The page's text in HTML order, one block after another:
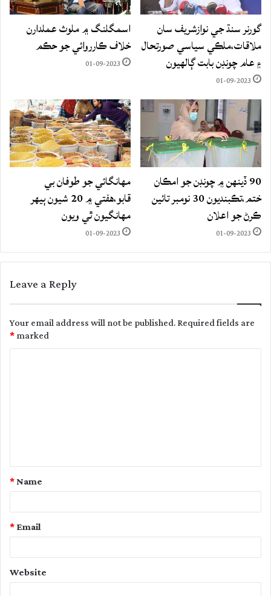
گورنر سنڌ جي نوازشريف سان
ملاقات،ملڪي سياسي صورتحال
۽ عام چونڊن بابت ڳالهيون
01-09-2023
اسمگلنگ ۾ ملوث عملدارن
خلاف ڪارروائي جو حڪم
01-09-2023
90 ڏينهن ۾ چونڊن جو امڪان
ختم،تڪبنديون 30 نومبر تائين
ڪرڻ جو اعلان
01-09-2023
مهانگائي جو طوفان بي
قابو،هفتي ۾ 20 شيون ٻيهر
مهانگيون ٿي ويون
01-09-2023
Leave a Reply
Your email address will not be published.Required fields are
marked
*
t
Name
*
Email
*
Website